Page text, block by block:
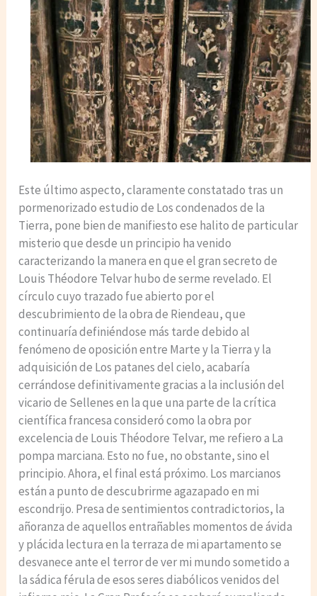
Este último aspecto, claramente constatado tras un
pormenorizado estudio de Los condenados de la
Tierra, pone bien de manifiesto ese halito de particular
misterio que desde un principio ha venido
caracterizando la manera en que el gran secreto de
Louis Théodore Telvar hubo de serme revelado. El
círculo cuyo trazado fue abierto por el
descubrimiento de la obra de Riendeau, que
continuaría definiéndose más tarde debido al
fenómeno de oposición entre Marte y la Tierra y la
adquisición de Los patanes del cielo, acabaría
cerrándose definitivamente gracias a la inclusión del
vicario de Sellenes en la que una parte de la crítica
científica francesa consideró como la obra por
excelencia de Louis Théodore Telvar, me refiero a La
pompa marciana. Esto no fue, no obstante, sino el
principio. Ahora, el final está próximo. Los marcianos
están a punto de descubrirme agazapado en mi
escondrijo. Presa de sentimientos contradictorios, la
añoranza de aquellos entrañables momentos de ávida
y plácida lectura en la terraza de mi apartamento se
desvanece ante el terror de ver mi mundo sometido a
la sádica férula de esos seres diabólicos venidos del